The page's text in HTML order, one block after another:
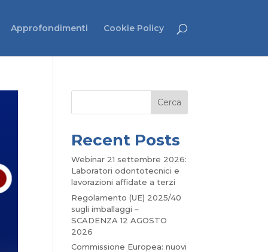
Approfondimenti Cookie Policy
Cerca
Recent Posts
Webinar 21 settembre 2026:
Laboratori odontotecnici e
lavorazioni affidate a terzi
Regolamento (UE) 2025/40
sugli imballaggi –
SCADENZA 12 AGOSTO
2026
Commissione Europea: nuovi